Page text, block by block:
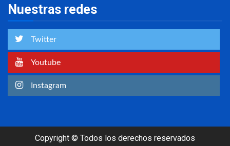
Nuestras redes
Twitter
Youtube
Instagram
Copyright © Todos los derechos reservados